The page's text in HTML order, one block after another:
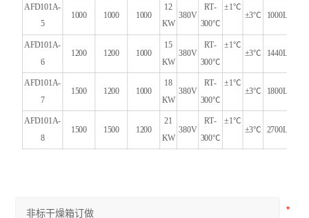
AFD101A-
5
1000 1000 1000
12
KW
380V
RT-
300℃
±1℃
±3℃ 1000L
AFD101A-
6
1200 1200 1000
15
KW
380V
RT-
300℃
±1℃
±3℃ 1440L
AFD101A-
7
1500 1200 1000
18
KW
380V
RT-
300℃
±1℃
±3℃ 1800L
AFD101A-
8
1500 1500 1200
21
KW
380V
RT-
300℃
±1℃
±3℃ 2700L